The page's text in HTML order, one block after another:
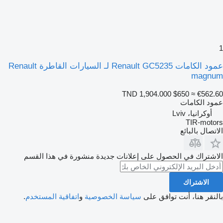
1
عمود الكامات Renault GC5235 لـ السيارات القاطرة Renault
magnum
TND 1,904.000 $650 ≈ €562.60
عمود الكامات
أوكرانيا، Lviv
TIR-motors
الاتصال بالبائع
الاشتراك في الحصول على إعلانات جديدة منشورة في هذا القسم
الاشتراك
بالنقر هنا، أنت توافق على سياسة الخصوصية واتفاقية المستخدم.